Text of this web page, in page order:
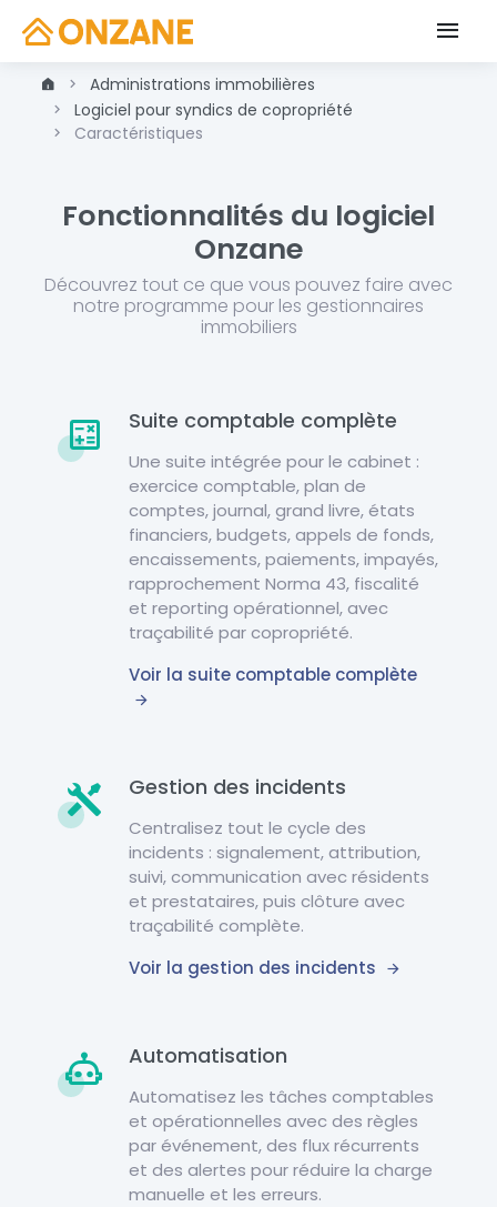
Administrations immobilières
Logiciel pour syndics de copropriété
Caractéristiques
Fonctionnalités du logiciel
Onzane
Découvrez tout ce que vous pouvez faire avec
notre programme pour les gestionnaires
immobiliers
Suite comptable complète
Une suite intégrée pour le cabinet :
exercice comptable, plan de
comptes, journal, grand livre, états
financiers, budgets, appels de fonds,
encaissements, paiements, impayés,
rapprochement Norma 43, fiscalité
et reporting opérationnel, avec
traçabilité par copropriété.
Voir la suite comptable complète
Gestion des incidents
Centralisez tout le cycle des
incidents : signalement, attribution,
suivi, communication avec résidents
et prestataires, puis clôture avec
traçabilité complète.
Voir la gestion des incidents
Automatisation
Automatisez les tâches comptables
et opérationnelles avec des règles
par événement, des flux récurrents
et des alertes pour réduire la charge
manuelle et les erreurs.